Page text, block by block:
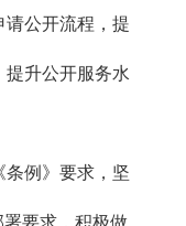
请公开流程，提
提升公开服务水
条例》要求，坚
署要求，积极做